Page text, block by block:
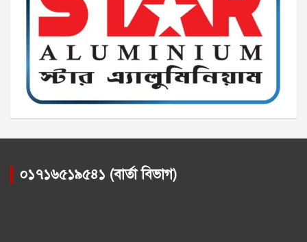
০১৭১৬৫১৯৫৪১ (বার্তা বিভাগ)